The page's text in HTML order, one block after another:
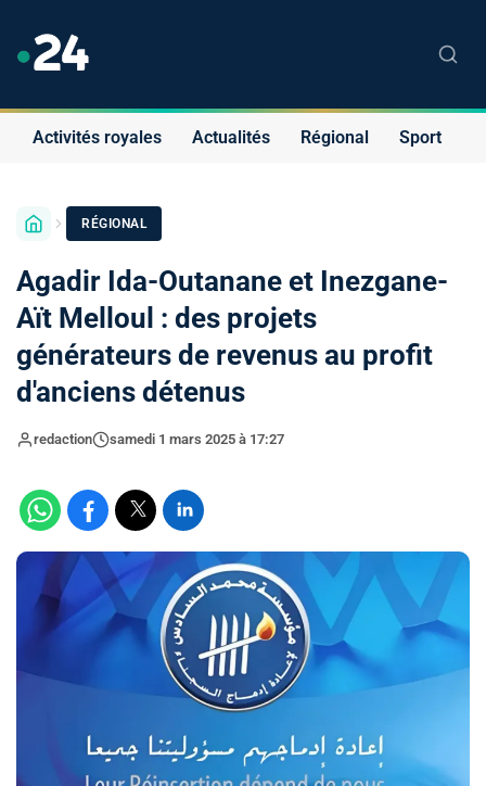
Activités royales Actualités Régional Sport
RÉGIONAL
Agadir Ida-Outanane et Inezgane-
Aït Melloul : des projets
générateurs de revenus au profit
d'anciens détenus
redaction samedi 1 mars 2025 à 17:27